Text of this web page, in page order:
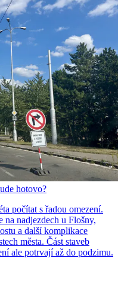
hotovo?
počítat s řadou omezení.
na nadjezdech u Flošny,
a další komplikace
města. Část staveb
ale potrvají až do podzimu.